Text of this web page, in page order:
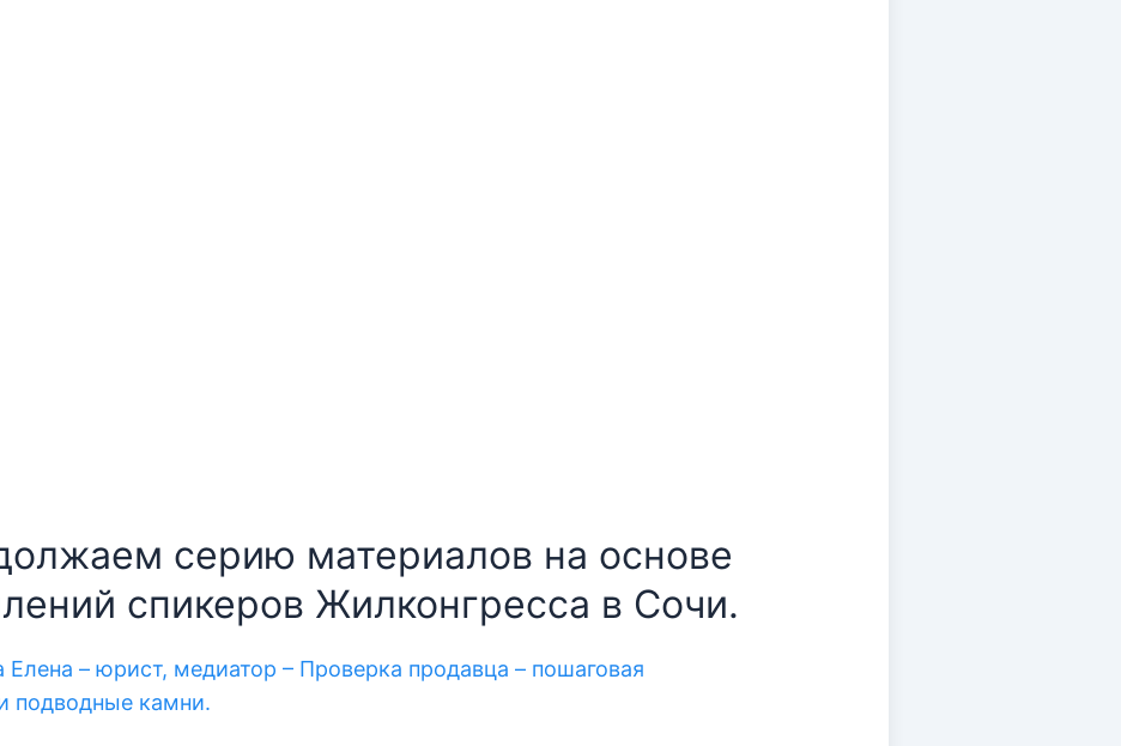
серию материалов на основе
спикеров Жилконгресса в Сочи.
Елена – юрист, медиатор – Проверка продавца – пошаговая
подводные камни.